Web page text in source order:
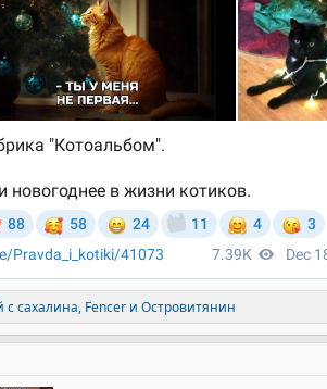
с сахалина, Fencer и Островитянин